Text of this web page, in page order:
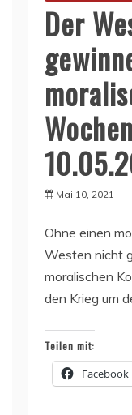
Der
Mai 10, 2021
Ohne einen
Westen nicht
moralischen
den Krieg um
Teilen mit:
Facebook